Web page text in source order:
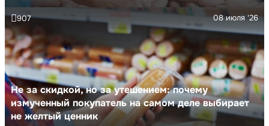
Не за скидкой, но за утешением: почему
измученный покупатель на самом деле выбирает
не желтый ценник
08 июля '26
907